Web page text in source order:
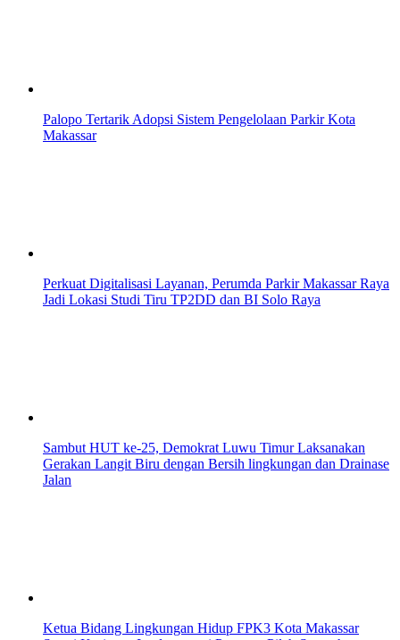
Palopo Tertarik Adopsi Sistem Pengelolaan Parkir Kota
Makassar
Perkuat Digitalisasi Layanan, Perumda Parkir Makassar Raya
Jadi Lokasi Studi Tiru TP2DD dan BI Solo Raya
Sambut HUT ke-25, Demokrat Luwu Timur Laksanakan
Gerakan Langit Biru dengan Bersih lingkungan dan Drainase
Jalan
Ketua Bidang Lingkungan Hidup FPK3 Kota Makassar